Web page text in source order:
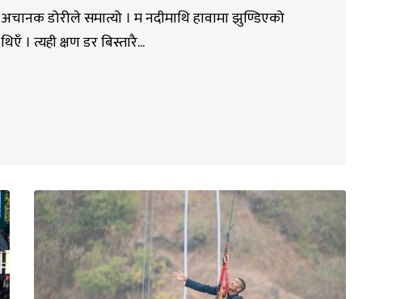
अचानक डोरीले समात्यो । म नदीमाथि हावामा झुण्डिएको
थिएँ । त्यही क्षण डर बिस्तारै...